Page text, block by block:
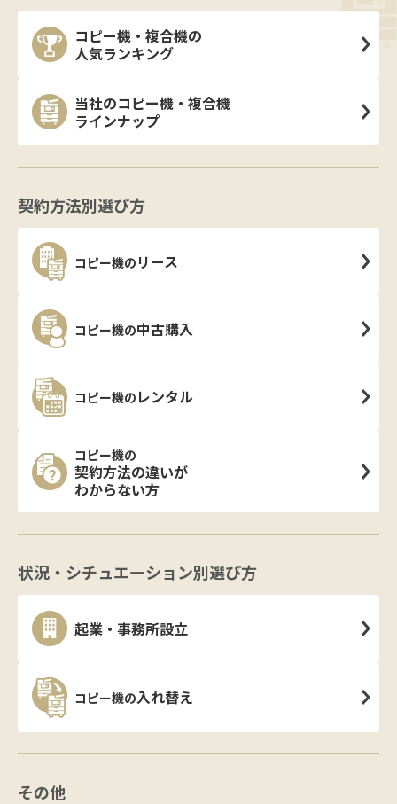
コピー機・複合機の
人気ランキング
当社のコピー機・複合機
ラインナップ
契約方法別選び方
コピー機の リース
コピー機の中古購入
コピー機の レンタル
コピー機の
契約方法の違いが
わからない方
状況・シチュエーション別選び方
起業・事務所設立
コピー機の入れ替え
その他